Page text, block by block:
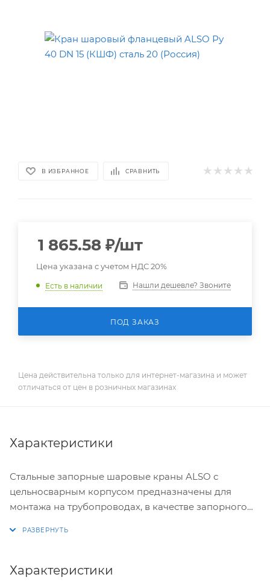
В ИЗБРАННОЕ СРАВНИТЬ
1 865.58 ₽/шт
Цена указана с учетом НДС 20%
Есть в наличии Нашли дешевле? Звоните
ПОД ЗАКАЗ
Цена действительна только для интернет-магазина и может
отличаться от цен в розничных магазинах
Характеристики
Стальные запорные шаровые краны ALSO с
цельносварным корпусом предназначены для
монтажа на трубопроводах, в качестве запорного
отношению к которым материалы крана
Характеристики